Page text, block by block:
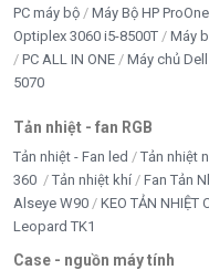
PC máy bộ Máy Bộ HP
Optiplex 3060 i5-8500T
Máy
PC ALL IN ONE
Máy chủ Dell
5070
Tản nhiệt - fan RGB
Tản nhiệt - Fan led Tản nhiệt
360
Tản nhiệt khí Fan Tản
Alseye W90
KEO TẢN NHIỆT
Leopard TK1
Case - nguồn máy tính